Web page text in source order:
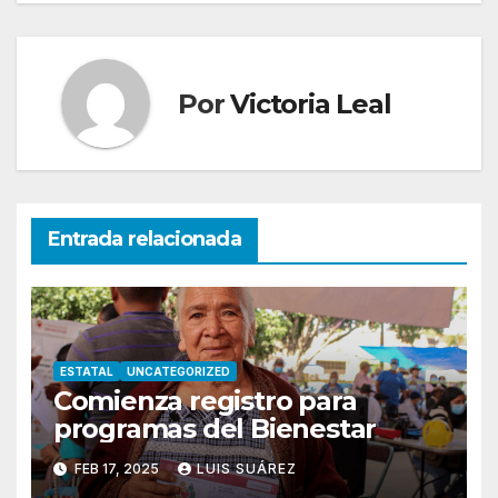
PorVictoria Leal
Entrada relacionada
ESTATAL UNCATEGORIZED
Comienza registro para
programas del Bienestar
FEB 17, 2025 LUIS SUÁREZ